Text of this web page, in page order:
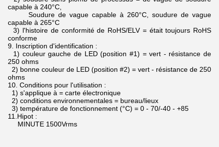
capable à 240°C,
Soudure de vague capable à 260°C, soudure de vague
capable à 265°C
3) l'histoire de conformité de RoHS/ELV = était toujours RoHS
conforme
9. Inscription d'identification :
1) couleur gauche de LED (position #1) = vert - résistance de
250 ohms
2) bonne couleur de LED (position #2) = vert - résistance de 250
ohms
10. Conditions pour l'utilisation :
1) s'applique à = carte électronique
2) conditions environnementales = bureau/lieux
3) température de fonctionnement (°C) = 0 - 70/-40 - +85
11.Hipot :
MINUTE 1500Vrms